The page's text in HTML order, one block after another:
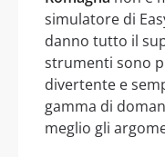
simulatore di
danno tutto il
strumenti sono
divertente e
gamma di
meglio gli